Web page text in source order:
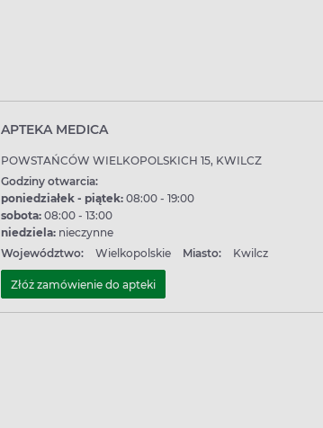
APTEKA MEDICA
POWSTAŃCÓW WIELKOPOLSKICH 15, KWILCZ
Godziny otwarcia:
poniedziałek - piątek: 08:00 - 19:00
sobota: 08:00 - 13:00
niedziela: nieczynne
Województwo:
Wielkopolskie Miasto: Kwilcz
Złóż zamówienie do apteki